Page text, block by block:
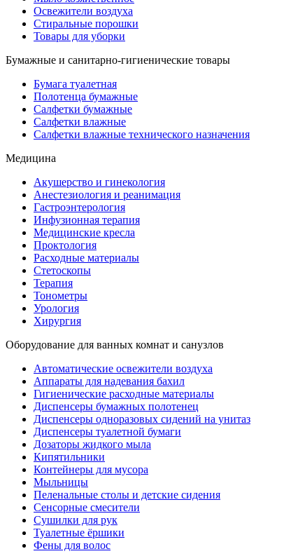
Освежители воздуха
Стиральные порошки
Товары для уборки
Бумажные и санитарно-гигиенические товары
Бумага туалетная
Полотенца бумажные
Салфетки бумажные
Салфетки влажные
Салфетки влажные технического назначения
Медицина
Акушерство и гинекология
Анестезиология и реанимация
Гастроэнтерология
Инфузионная терапия
Медицинские кресла
Проктология
Расходные материалы
Стетоскопы
Терапия
Тонометры
Урология
Хирургия
Оборудование для ванных комнат и санузлов
Автоматические освежители воздуха
Аппараты для надевания бахил
Гигиенические расходные материалы
Диспенсеры бумажных полотенец
Диспенсеры одноразовых сидений на унитаз
Диспенсеры туалетной бумаги
Дозаторы жидкого мыла
Кипятильники
Контейнеры для мусора
Мыльницы
Пеленальные столы и детские сидения
Сенсорные смесители
Сушилки для рук
Туалетные ёршики
Фены для волос